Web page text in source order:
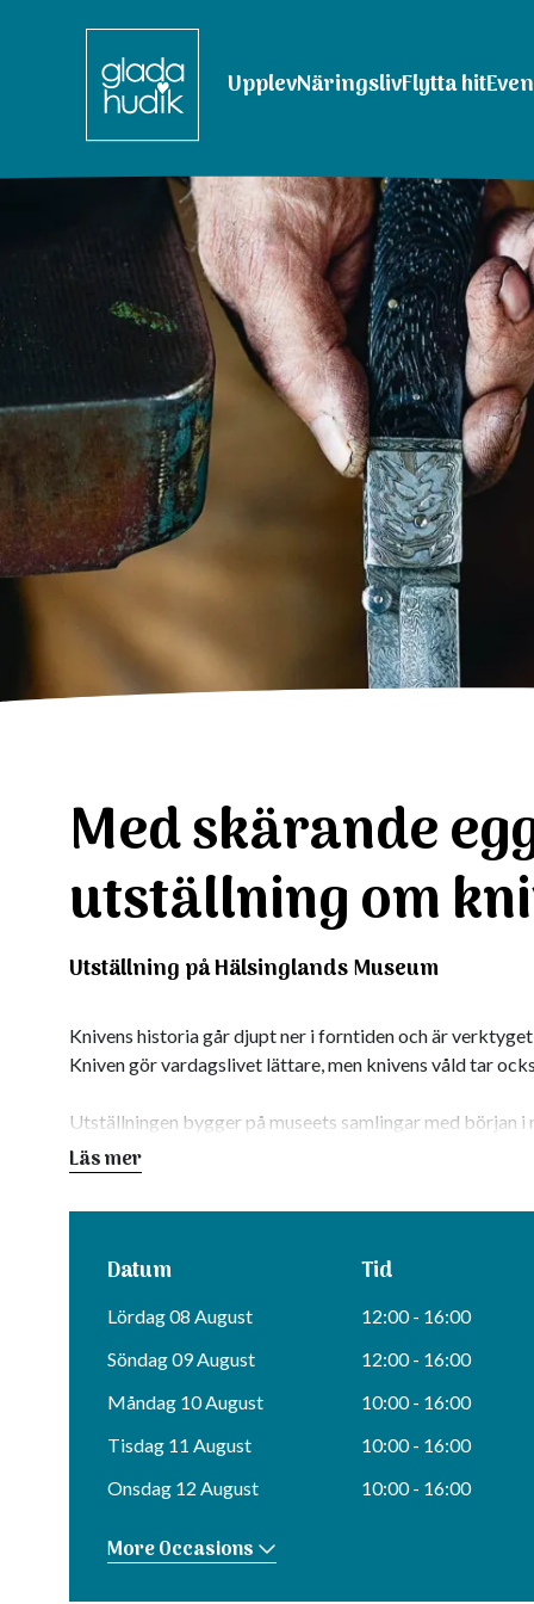
UpplevNäringslivFlytta hit
Med skärande
utställning om
Utställning på Hälsinglands Museum
Knivens historia går djupt ner i forntiden och är
Kniven gör vardagslivet lättare, men knivens våld tar
Utställningen bygger på museets samlingar med början
Kr och ända fram till vår tids exklusiva, vackra och
stark ställning med knivmakare som Sven Erik Loodh,
Läs mer
Datum Tid
Lördag 08 August
12:00 - 16:00
Söndag 09 August
12:00 - 16:00
Måndag 10 August
10:00 - 16:00
Tisdag 11 August
10:00 - 16:00
Onsdag 12 August
10:00 - 16:00
More Occasions